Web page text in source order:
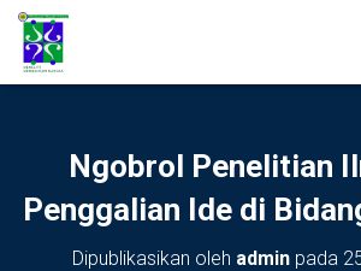
Ngobrol Penelitian
Penggalian Ide di
Dipublikasikan oleh admin pada